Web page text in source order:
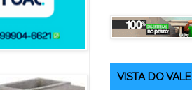
VISTA DO VALE